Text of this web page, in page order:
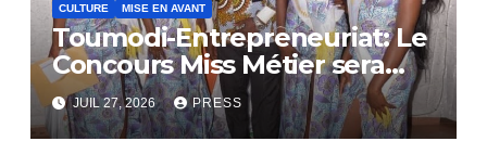
CULTURE MISE EN AVANT
Toumodi-Entrepreneuriat: Le
Concours Miss Métier sera
bientôt lance.
JUIL 27, 2026 PRESS